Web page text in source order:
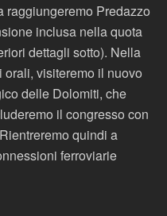
raggiungeremo Predazzo
inclusa nella quota
dettagli sotto). Nella
visiteremo il nuovo
delle Dolomiti, che
il congresso con
quindi a
ferroviarie